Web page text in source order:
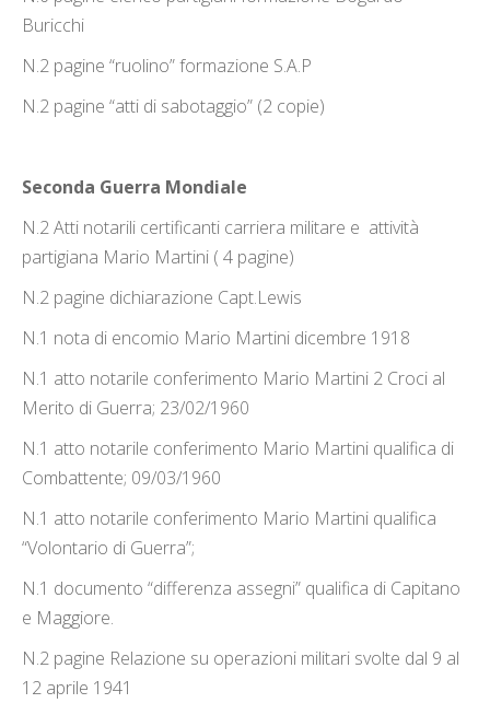
Buricchi
N.2 pagine “ruolino” formazione S.A.P
N.2 pagine “atti di sabotaggio” (2 copie)
Seconda Guerra Mondiale
N.2 Atti notarili certificanti carriera militare e attività
partigiana Mario Martini ( 4 pagine)
N.2 pagine dichiarazione Capt.Lewis
N.1 nota di encomio Mario Martini dicembre 1918
N.1 atto notarile conferimento Mario Martini 2 Croci al
Merito di Guerra; 23/02/1960
N.1 atto notarile conferimento Mario Martini qualifica di
Combattente; 09/03/1960
N.1 atto notarile conferimento Mario Martini qualifica
“Volontario di Guerra”;
N.1 documento “differenza assegni” qualifica di Capitano
e Maggiore.
N.2 pagine Relazione su operazioni militari svolte dal 9 al
12 aprile 1941